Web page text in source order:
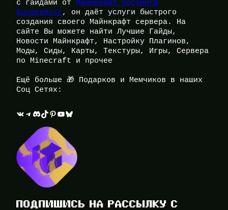
с гайдами от Майнкрафт хостинга
BungeeHost, он даёт услуги быстрого
создания своего Майнкрафт сервера. На
сайте Вы можете найти Лучшие Гайды,
Новости Майнкрафт, Настройку Плагинов,
Моды, Сиды, Карты, Текстуры, Игры, Сервера
по Minecraft и прочее
Ещё больше 🎁 Подарков и Мемчиков в наших
Соц Сетях:
ВКонтакте Telegram Discord TikTok Pinterest YouTube Bluesky
ПОДПИШИСЬ НА РАССЫЛКУ С